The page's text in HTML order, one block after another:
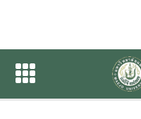
ปฏิทินกิจกรร
ปฏิทินกิจกรรมของหน่ว